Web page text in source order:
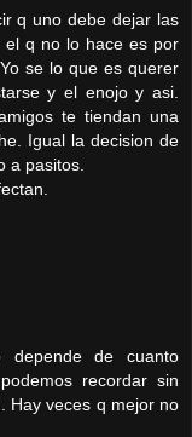
q uno debe dejar las
el q no lo hace es por
se lo que es querer
y el enojo y asi.
te tiendan una
Igual la decision de
a pasitos.
de cuanto
recordar sin
Hay veces q mejor no